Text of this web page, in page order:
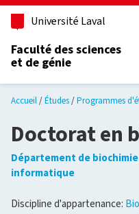
Université Laval
Faculté des sciences
et de génie
Accueil Études Programmes
Doctorat en
Département de
informatique
Discipline d'appartenance: